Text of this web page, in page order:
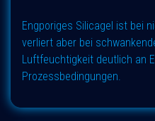
Engporiges Silicagel ist bei
verliert aber bei
Luftfeuchtigkeit deutlich an
Prozessbedingungen.